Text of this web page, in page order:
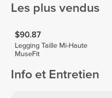
Les plus vendus
$90.87
Legging Taille Mi-Haute
MuseFit
Info et Entretien